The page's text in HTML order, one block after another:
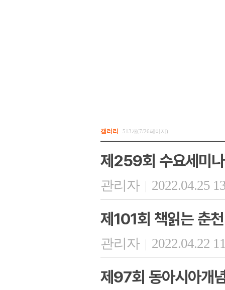
갤러리 513개(7/26페이지)
제259회 수요세미나
관리자 | 2022.04.25
제101회 책읽는 춘천
관리자 | 2022.04.22
제97회 동아시아개